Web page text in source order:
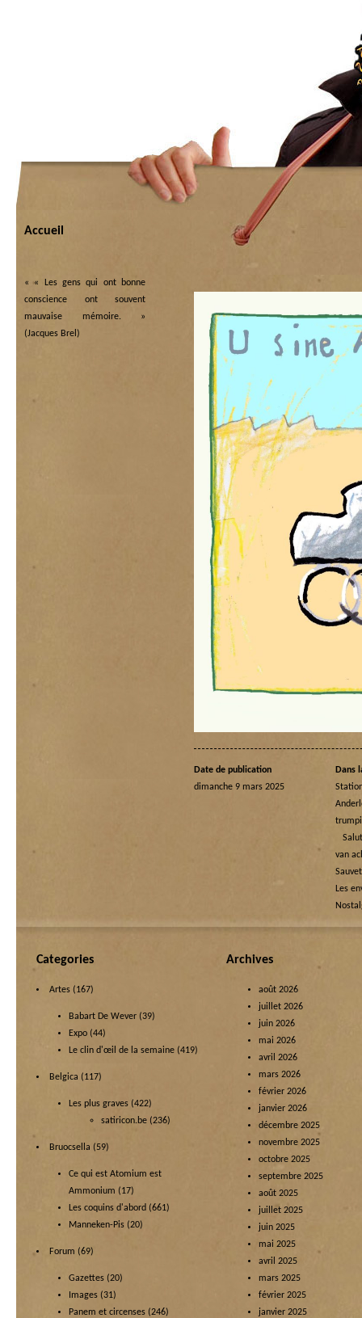
Accueil
«« Les gens qui ont bonne
conscience ont souvent
mauvaise mémoire. »
(Jacques Brel)
Date de publication
dimanche 9 mars 2025
Dans
van
Les
Categories
Artes (167)
Babart De Wever (39)
Expo (44)
Le clin d'œil de la semaine (419)
Belgica (117)
Les plus graves (422)
satiricon.be (236)
Bruocsella (59)
Ce qui est Atomium est
Ammonium (17)
Les coquins d'abord (661)
Manneken-Pis (20)
Forum (69)
Gazettes (20)
Images (31)
Panem et circenses (246)
Archives
août 2026
juillet 2026
juin 2026
mai 2026
avril 2026
mars 2026
février 2026
janvier 2026
décembre 2025
novembre 2025
octobre 2025
septembre 2025
août 2025
juillet 2025
juin 2025
mai 2025
avril 2025
mars 2025
février 2025
janvier 2025